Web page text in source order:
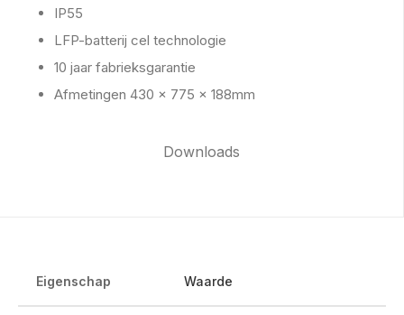
Downloads
IP55
LFP-batterij cel technologie
10 jaar fabrieksgarantie
Afmetingen 430 x 775 x 188mm
Eigenschap Waarde